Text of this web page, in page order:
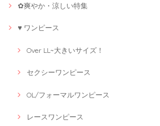
✿爽やか・涼しい特集
♥ ワンピース
Over LL~大きいサイズ！
セクシーワンピース
OL/フォーマルワンピース
レースワンピース